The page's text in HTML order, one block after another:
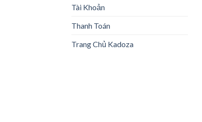
Tài Khoản
Thanh Toán
Trang Chủ Kadoza